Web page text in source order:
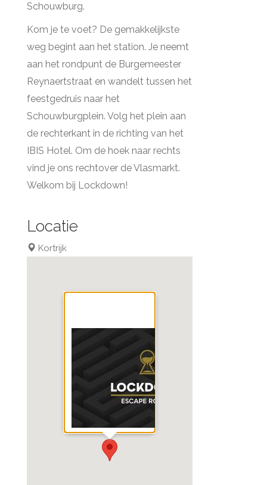
Schouwburg.
Kom je te voet? De gemakkelijkste
weg begint aan het station. Je neemt
aan het rondpunt de Burgemeester
Reynaertstraat en wandelt tussen het
feestgedruis naar het
Schouwburgplein. Volg het plein aan
de rechterkant in de richting van het
IBIS Hotel. Om de hoek naar rechts
vind je ons rechtover de Vlasmarkt.
Welkom bij Lockdown!
Locatie
Kortrijk